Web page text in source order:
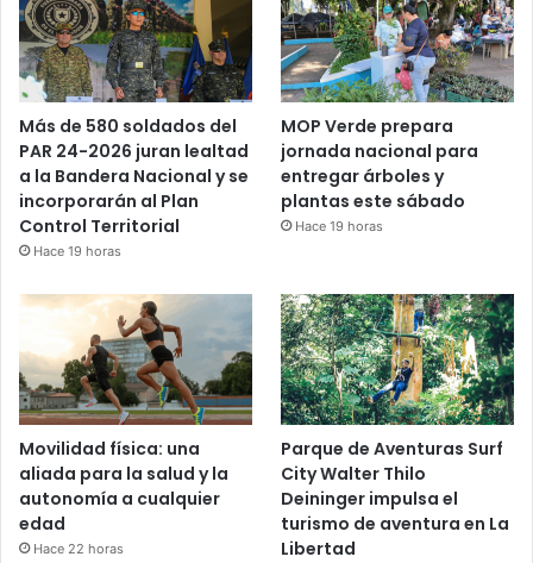
Más de 580 soldados del
PAR 24-2026 juran lealtad
a la Bandera Nacional y se
incorporarán al Plan
Control Territorial
Hace 19 horas
MOP Verde prepara
jornada nacional para
entregar árboles y
plantas este sábado
Hace 19 horas
Movilidad física: una
aliada para la salud y la
autonomía a cualquier
edad
Hace 22 horas
Parque de Aventuras Surf
City Walter Thilo
Deininger impulsa el
turismo de aventura en La
Libertad